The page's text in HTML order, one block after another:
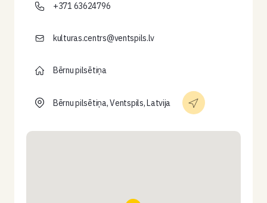
+371 63624796
kulturas.centrs@ventspils.lv
Bērnu pilsētiņa
Bērnu pilsētiņa, Ventspils, Latvija